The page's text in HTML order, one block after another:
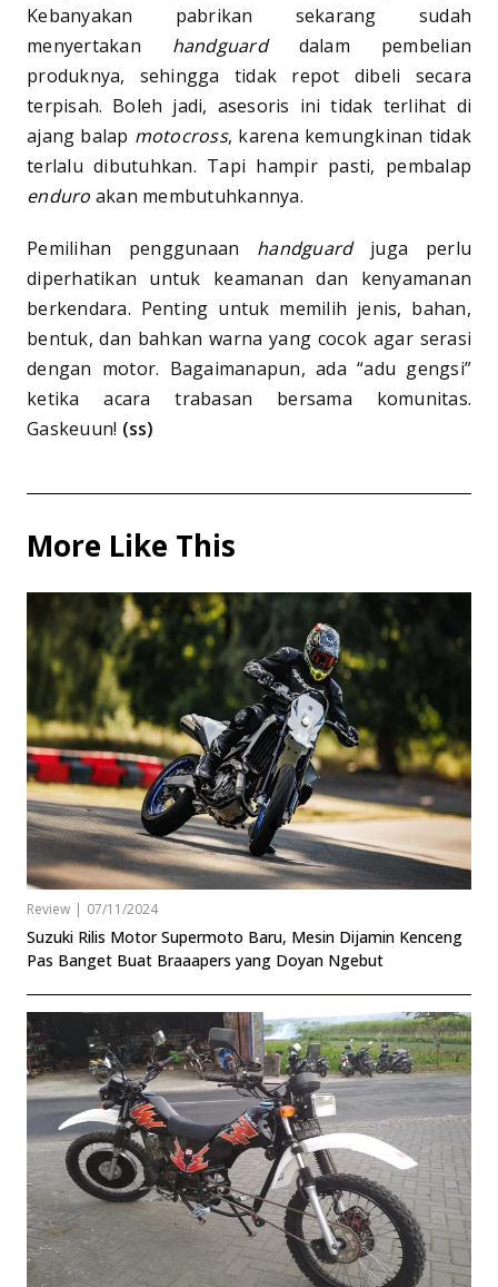
Kebanyakan pabrikan sekarang sudah
menyertakan handguarddalam pembelian
produknya, sehingga tidak repot dibeli secara
terpisah. Boleh jadi, asesoris ini tidak terlihat di
ajang balap motocross, karena kemungkinan tidak
terlalu dibutuhkan. Tapi hampir pasti, pembalap
enduro akan membutuhkannya.
Pemilihan penggunaan handguardjuga perlu
diperhatikan untuk keamanan dan kenyamanan
berkendara. Penting untuk memilih jenis, bahan,
bentuk, dan bahkan warna yang cocok agar serasi
dengan motor. Bagaimanapun, ada “adu gengsi”
ketika acara trabasan bersama komunitas.
Gaskeuun! (ss)
More Like This
Review | 07/11/2024
Suzuki Rilis Motor Supermoto Baru, Mesin Dijamin Kenceng
Pas Banget Buat Braaapers yang Doyan Ngebut